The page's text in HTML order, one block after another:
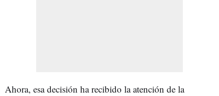
Ahora, esa decisión ha recibido la atención de la